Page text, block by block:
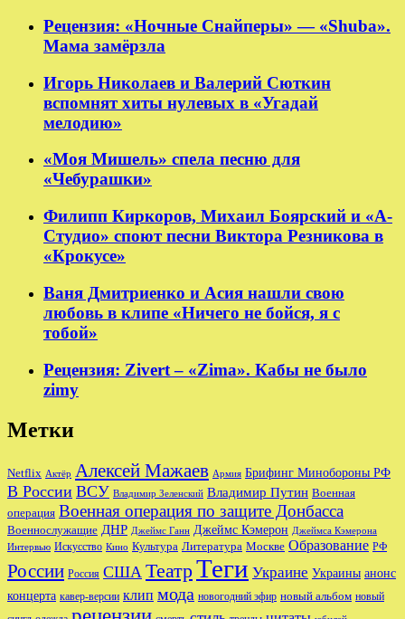
Рецензия: «Ночные Снайперы» — «Shuba».
Мама замёрзла
Игорь Николаев и Валерий Сюткин
вспомнят хиты нулевых в «Угадай
мелодию»
«Моя Мишель» спела песню для
«Чебурашки»
Филипп Киркоров, Михаил Боярский и «А-
Студио» споют песни Виктора Резникова в
«Крокусе»
Ваня Дмитриенко и Асия нашли свою
любовь в клипе «Ничего не бойся, я с
тобой»
Рецензия: Zivert – «Zima». Кабы не было
zimy
Метки
Netflix Актёр Алексей Мажаев Армия Брифинг Минобороны РФ
В России ВСУ Владимир Зеленский Владимир Путин Военная
операция Военная операция по защите Донбасса
Военнослужащие ДНР Джеймс Ганн Джеймс Кэмерон Джеймса Кэмерона
Интервью Искусство Кино Культура Литература Москве Образование РФ
России Россия США ТеатрТеги Украине Украины анонс
концерта кавер-версии клип мода новогодний эфир новый альбом новый